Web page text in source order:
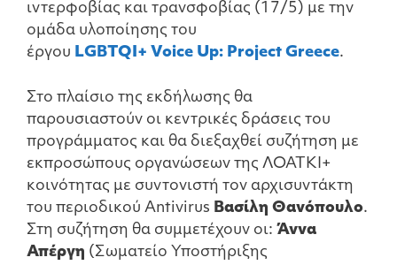
ιντερφοβίας και τρανσφοβίας (17/5) με την
ομάδα υλοποίησης του
έργου LGBTQI+ Voice Up: Project Greece.
Στο πλαίσιο της εκδήλωσης θα
παρουσιαστούν οι κεντρικές δράσεις του
προγράμματος και θα διεξαχθεί συζήτηση με
εκπροσώπους οργανώσεων της ΛΟΑΤΚΙ+
κοινότητας με συντονιστή τον αρχισυντάκτη
του περιοδικού Antivirus Βασίλη Θανόπουλο.
Στη συζήτηση θα συμμετέχουν οι: Άννα
Απέργη (Σωματείο Υποστήριξης